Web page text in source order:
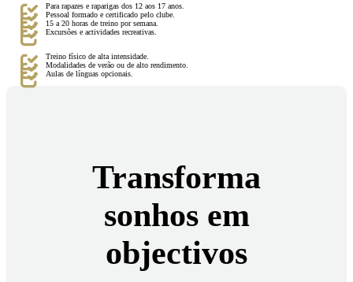
Para rapazes e raparigas dos 12 aos 17 anos.
Pessoal formado e certificado pelo clube.
15 a 20 horas de treino por semana.
Excursões e actividades recreativas.
Treino físico de alta intensidade.
Modalidades de verão ou de alto rendimento.
Aulas de línguas opcionais.
Transforma
sonhos em
objectivos